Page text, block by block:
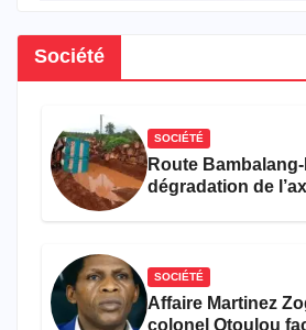
Société
SOCIÉTÉ
Route
dégradation de
SOCIÉTÉ
Affaire Martinez
colonel Otoulou